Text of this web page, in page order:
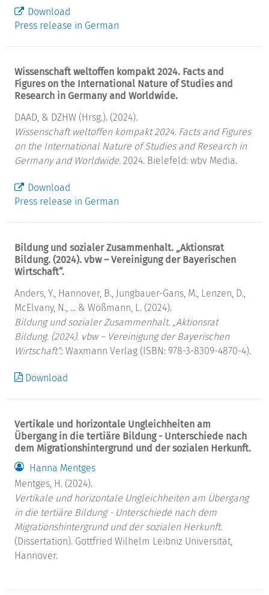
Download
Press release in German
Wissenschaft weltoffen kompakt 2024. Facts and
Figures on the International Nature of Studies and
Research in Germany and Worldwide.
DAAD, & DZHW (Hrsg.). (2024).
Wissenschaft weltoffen kompakt 2024. Facts and Figures
on the International Nature of Studies and Research in
Germany and Worldwide. 2024. Bielefeld: wbv Media.
Download
Press release in German
Bildung und sozialer Zusammenhalt. „Aktionsrat
Bildung. (2024). vbw – Vereinigung der Bayerischen
Wirtschaft“.
Anders, Y., Hannover, B., Jungbauer-Gans, M., Lenzen, D.,
McElvany, N., ... & Wößmann, L. (2024).
Bildung und sozialer Zusammenhalt. „Aktionsrat
Bildung. (2024). vbw – Vereinigung der Bayerischen
Wirtschaft“.: Waxmann Verlag (ISBN: 978-3-8309-4870-4).
Download
Vertikale und horizontale Ungleichheiten am
Übergang in die tertiäre Bildung - Unterschiede nach
dem Migrationshintergrund und der sozialen Herkunft.
Hanna Mentges
Mentges, H. (2024).
Vertikale und horizontale Ungleichheiten am Übergang
in die tertiäre Bildung - Unterschiede nach dem
Migrationshintergrund und der sozialen Herkunft.
(Dissertation). Gottfried Wilhelm Leibniz Universität,
Hannover.